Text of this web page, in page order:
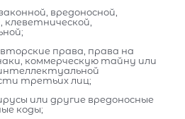
вредоносной,
права, права на
коммерческую тайну или
третьих лиц;
или другие вредоносные
коды;